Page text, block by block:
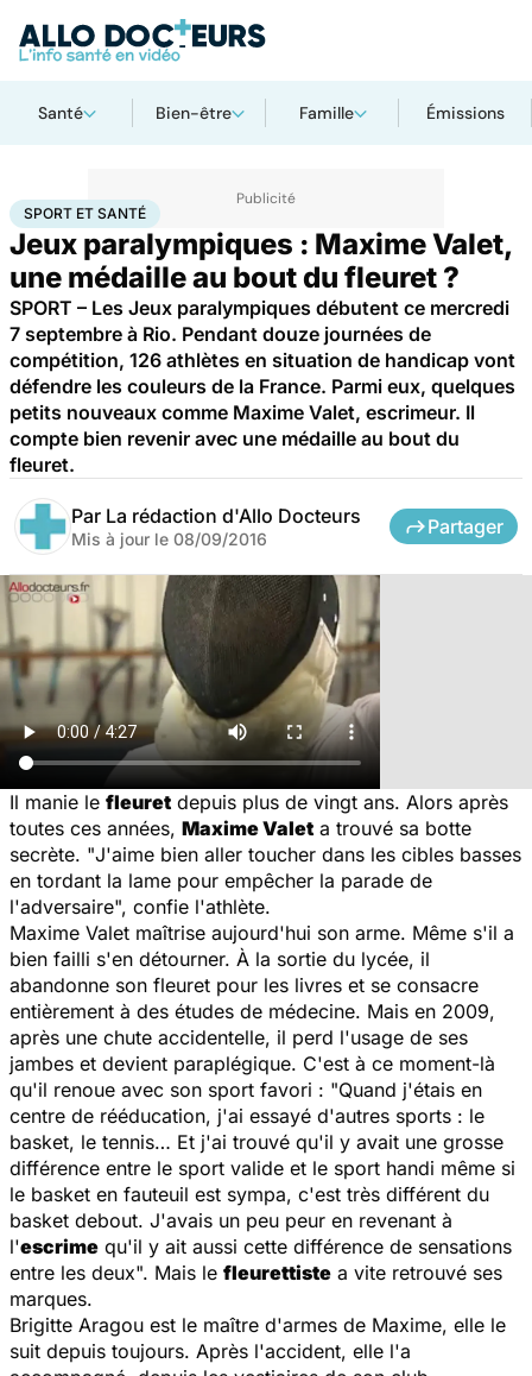
Santé Bien-être Famille Émissions
AccueilBien-êtreSport santé Sport et santé
SPORT ET SANTÉ
Jeux paralympiques : Maxime Valet,
une médaille au bout du fleuret ?
SPORT – Les Jeux paralympiques débutent ce mercredi
7 septembre à Rio. Pendant douze journées de
compétition, 126 athlètes en situation de handicap vont
défendre les couleurs de la France. Parmi eux, quelques
petits nouveaux comme Maxime Valet, escrimeur. Il
compte bien revenir avec une médaille au bout du
fleuret.
Par La rédaction d'Allo Docteurs
Mis à jour le 08/09/2016
Partager
Il manie le fleuret depuis plus de vingt ans. Alors après
toutes ces années, Maxime Valet a trouvé sa botte
secrète. "J'aime bien aller toucher dans les cibles basses
en tordant la lame pour empêcher la parade de
l'adversaire", confie l'athlète.
Maxime Valet maîtrise aujourd'hui son arme. Même s'il a
bien failli s'en détourner. À la sortie du lycée, il
abandonne son fleuret pour les livres et se consacre
entièrement à des études de médecine. Mais en 2009,
après une chute accidentelle, il perd l'usage de ses
jambes et devient paraplégique. C'est à ce moment-là
qu'il renoue avec son sport favori : "Quand j'étais en
centre de rééducation, j'ai essayé d'autres sports : le
basket, le tennis… Et j'ai trouvé qu'il y avait une grosse
différence entre le sport valide et le sport handi même si
le basket en fauteuil est sympa, c'est très différent du
basket debout. J'avais un peu peur en revenant à
l'escrime qu'il y ait aussi cette différence de sensations
entre les deux". Mais le fleurettiste a vite retrouvé ses
marques.
Brigitte Aragou est le maître d'armes de Maxime, elle le
suit depuis toujours. Après l'accident, elle l'a